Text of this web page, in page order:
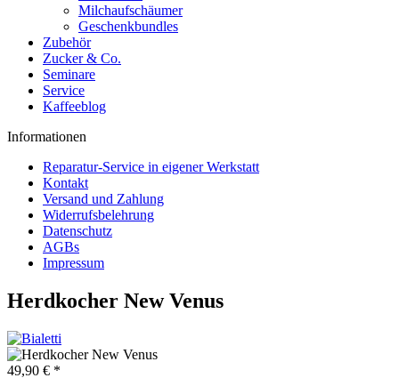
Milchaufschäumer
Geschenkbundles
Zubehör
Zucker & Co.
Seminare
Service
Kaffeeblog
Informationen
Reparatur-Service in eigener Werkstatt
Kontakt
Versand und Zahlung
Widerrufsbelehrung
Datenschutz
AGBs
Impressum
Herdkocher New Venus
49,90 € *